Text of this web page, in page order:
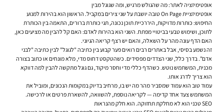
אופטימיזציה לאתר: מה שהגולש מרגיש, ומה שגוגל מבין
אופטימיזציית On Page טובה יושבת על שני צירים במקביל. הראשון הוא בהירות למנוע
החיפוש: כותרות מדויקות, היררכיית תוכן נכונה, תגי כותרת ברורים, התאמה בין הכותרת
לתוכן, ושימוש טבעי בביטויי מפתח. השני הוא בהירות לאדם: האם קל להבין מה מציעים כאן,
האם הדף עונה מהר על השאלה, והאם יש רצף קריאה הגיוני.
זה נשמע בסיסי, אבל באתרים רבים רואים פער קבוע בין כתיבה "לגוגל" לבין כתיבה "לבני
אדם". בדרך כלל, שני הצדדים מפסידים. כשהטקסט דחוס מדי, מלא מונחים או כתוב בצורה
מכנית, המשתמש נוטש. כשהדף כללי מדי וחסר מיקוד, גם גוגל מתקשה להבין למה דווקא
הוא צריך לדרג אותו.
עמוד טוב הוא עמוד שמסביר מהר מה יש בו, מרחיב בדיוק במקומות הנכונים, ומוביל את
המשתמש צעד אחד קדימה — לקריאה נוספת, להשוואה, להשארת פרטים או לרכישה.
SEO טכני הוא לא מחלקת תחזוקה. הוא חלק מהנראות